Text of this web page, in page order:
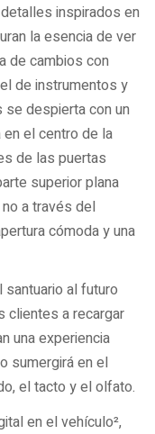
inspirados en
la esencia de ver
de cambios con
de instrumentos y
se despierta con un
el centro de la
de las puertas
superior plana
a través del
cómoda y una
santuario al futuro
clientes a recargar
una experiencia
sumergirá en el
el tacto y el olfato.
en el vehículo²,